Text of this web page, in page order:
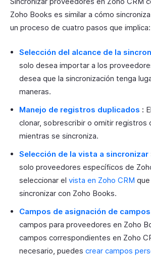
Zoho Books es similar a cómo
un proceso de cuatro pasos que implica:
Selección del alcance de la
solo desea importar a los
desea que la sincronización tenga
maneras.
Manejo de registros duplicados :
clonar, sobrescribir o omitir registros
mientras se sincroniza.
Selección de la vista a sincronizar
solo proveedores específicos de
seleccionar el vista en Zoho CRM
sincronizar con Zoho Books.
Campos de asignación de campos
campos para proveedores en Zoho
campos correspondientes en Zoho
necesario, puedes crear campos